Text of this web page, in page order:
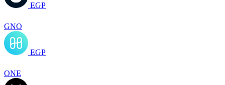
EGP
GNO
EGP
ONE